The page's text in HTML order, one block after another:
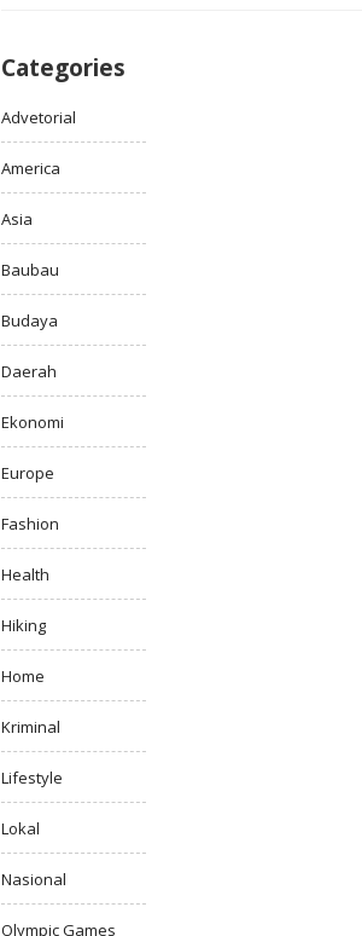
Categories
Advetorial
America
Asia
Baubau
Budaya
Daerah
Ekonomi
Europe
Fashion
Health
Hiking
Home
Kriminal
Lifestyle
Lokal
Nasional
Olympic Games